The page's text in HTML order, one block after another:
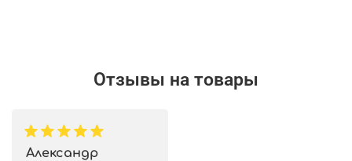
Отзывы на товары
Александр